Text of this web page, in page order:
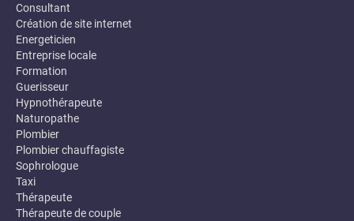
Consultant
Création de site internet
Energeticien
Entreprise locale
Formation
Guerisseur
Hypnothérapeute
Naturopathe
Plombier
Plombier chauffagiste
Sophrologue
Taxi
Thérapeute
Thérapeute de couple